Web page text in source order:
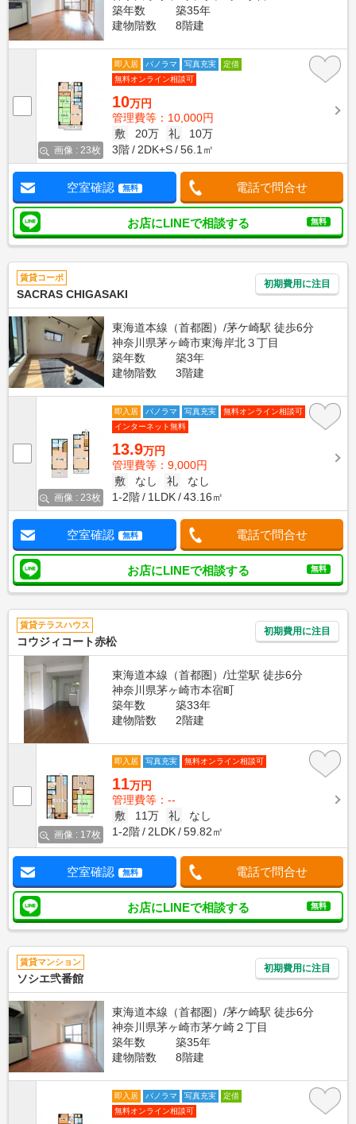
築年数
築35年
建物階数
8階建
画像 : 23枚
即入居 パノラマ 写真充実
定借
無料オンライン相談可
10万円
管理費等：10,000円
敷
20万 礼
10万
3階
2DK+S 56.1㎡
空室確認 無料 電話で問合せ
お店にLINEで相談する 無料
賃貸コーポ
SACRAS CHIGASAKI
初期費用に注目
東海道本線（首都圏）/茅ケ崎駅 徒歩6分
神奈川県茅ヶ崎市東海岸北３丁目
築年数
築3年
建物階数
3階建
画像 : 23枚
即入居 パノラマ 写真充実
無料オンライン相談可
インターネット無料
13.9万円
管理費等：9,000円
敷
なし 礼
なし
1-2階
1LDK 43.16㎡
空室確認 無料 電話で問合せ
お店にLINEで相談する 無料
賃貸テラスハウス
コウジィコート赤松
初期費用に注目
東海道本線（首都圏）/辻堂駅 徒歩6分
神奈川県茅ヶ崎市本宿町
築年数
築33年
建物階数
2階建
画像 : 17枚
即入居 写真充実 無料オンライン相談可
11万円
管理費等：--
敷
11万 礼
なし
1-2階
2LDK 59.82㎡
空室確認 無料 電話で問合せ
お店にLINEで相談する 無料
賃貸マンション
ソシエ弐番館
初期費用に注目
東海道本線（首都圏）/茅ケ崎駅 徒歩6分
神奈川県茅ヶ崎市茅ケ崎２丁目
築年数
築35年
建物階数
8階建
即入居 パノラマ 写真充実
定借
無料オンライン相談可